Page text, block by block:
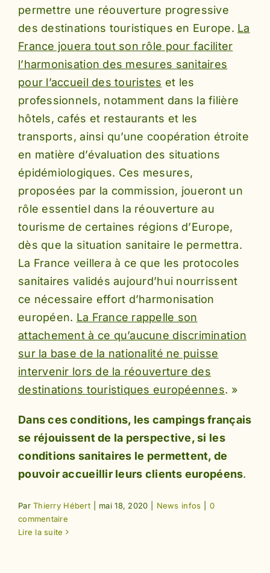
permettre une réouverture progressive
des destinations touristiques en Europe. La
France jouera tout son rôle pour faciliter
l’harmonisation des mesures sanitaires
pour l’accueil des touristes et les
professionnels, notamment dans la filière
hôtels, cafés et restaurants et les
transports, ainsi qu’une coopération étroite
en matière d’évaluation des situations
épidémiologiques. Ces mesures,
proposées par la commission, joueront un
rôle essentiel dans la réouverture au
tourisme de certaines régions d’Europe,
dès que la situation sanitaire le permettra.
La France veillera à ce que les protocoles
sanitaires validés aujourd’hui nourrissent
ce nécessaire effort d’harmonisation
européen. La France rappelle son
attachement à ce qu’aucune discrimination
sur la base de la nationalité ne puisse
intervenir lors de la réouverture des
destinations touristiques européennes. »
Dans ces conditions, les campings français
se réjouissent de la perspective, si les
conditions sanitaires le permettent, de
pouvoir accueillir leurs clients européens.
ParThierry Hébert mai 18, 2020 News infos
0
commentaire
Lire la suite